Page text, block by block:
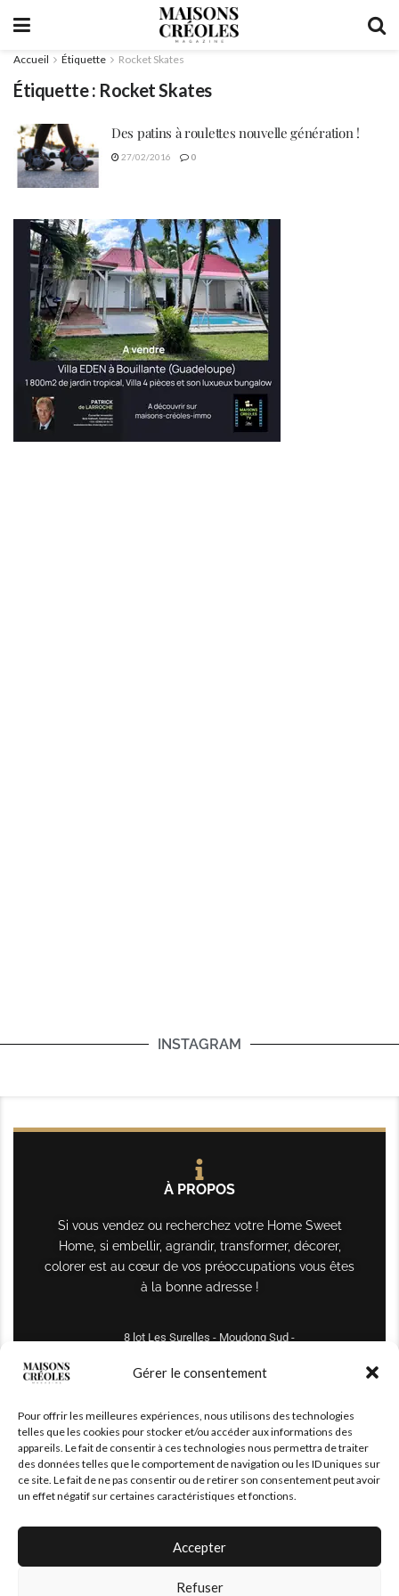
Gérer le consentement
Pour offrir les meilleures expériences, nous utilisons des technologies
telles que les cookies pour stocker et/ou accéder aux informations des
appareils. Le fait de consentir à ces technologies nous permettra de traiter
des données telles que le comportement de navigation ou les ID uniques sur
ce site. Le fait de ne pas consentir ou de retirer son consentement peut avoir
un effet négatif sur certaines caractéristiques et fonctions.
Accepter
Refuser
Accueil Étiquette Rocket Skates
Étiquette : Rocket Skates
Des patins à roulettes nouvelle génération !
27/02/2016 0
INSTAGRAM
À PROPOS
Si vous vendez ou recherchez votre Home Sweet
Home, si embellir, agrandir, transformer, décorer,
colorer est au cœur de vos préoccupations vous êtes
à la bonne adresse !
8 lot Les Surelles - Moudong Sud -
maisonscreoles.immo@gmail.com